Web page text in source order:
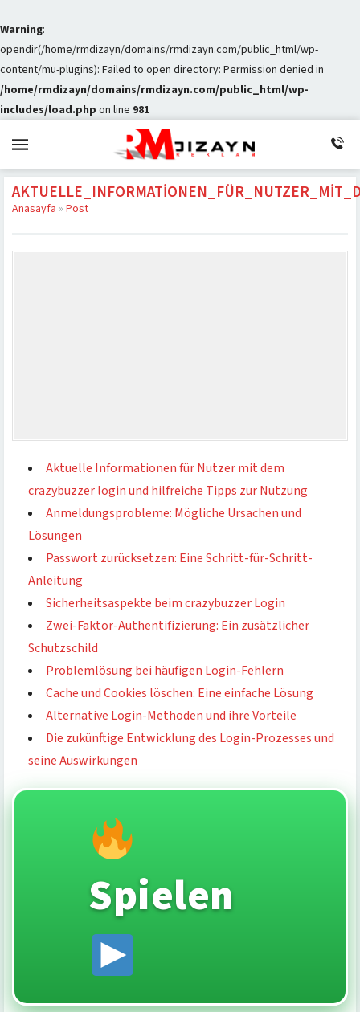
Warning:
opendir(/home/rmdizayn/domains/rmdizayn.com/public_html/wp-
content/mu-plugins): Failed to open directory: Permission denied in
/home/rmdizayn/domains/rmdizayn.com/public_html/wp-
includes/load.php on line 981
Anasayfa » Post
Aktuelle Informationen für Nutzer mit dem
crazybuzzer login und hilfreiche Tipps zur Nutzung
Anmeldungsprobleme: Mögliche Ursachen und
Lösungen
Passwort zurücksetzen: Eine Schritt-für-Schritt-
Anleitung
Sicherheitsaspekte beim crazybuzzer Login
Zwei-Faktor-Authentifizierung: Ein zusätzlicher
Schutzschild
Problemlösung bei häufigen Login-Fehlern
Cache und Cookies löschen: Eine einfache Lösung
Alternative Login-Methoden und ihre Vorteile
Die zukünftige Entwicklung des Login-Prozesses und
seine Auswirkungen
Spielen